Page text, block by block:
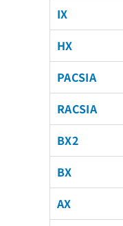
IX
HX
PACSIA
RACSIA
BX2
BX
AX